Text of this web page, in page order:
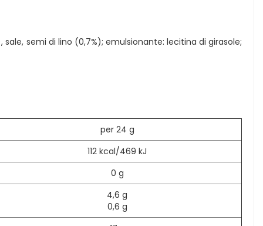
sale, semi di lino (0,7%); emulsionante: lecitina di girasole;
per 24 g
112 kcal/469 kJ
0 g
4,6 g
0,6 g